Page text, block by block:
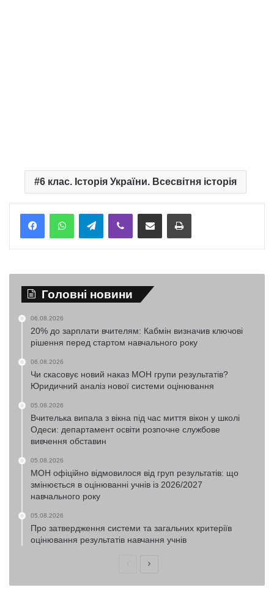
6 клас. Історія України. Всесвітня історія
TelegramViber Надіслати електронною поштоюНадрукувати
Головні новини
06.08.2026
20% до зарплати вчителям: Кабмін визначив ключові
рішення перед стартом навчального року
06.08.2026
Чи скасовує новий наказ МОН групи результатів?
Юридичний аналіз нової системи оцінювання
05.08.2026
Вчителька випала з вікна під час миття вікон у школі
Одеси: департамент освіти розпочне службове
вивчення обставин
05.08.2026
МОН офіційно відмовилося від груп результатів: що
змінюється в оцінюванні учнів із 2026/2027
навчального року
05.08.2026
Про затвердження системи та загальних критеріїв
оцінювання результатів навчання учнів
ПопередняНаступна